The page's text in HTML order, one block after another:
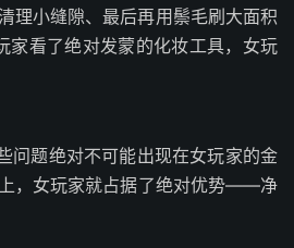
理小缝隙、最后再用鬃毛刷大面积
看了绝对发蒙的化妆工具，女玩
问题绝对不可能出现在女玩家的金
，女玩家就占据了绝对优势——净